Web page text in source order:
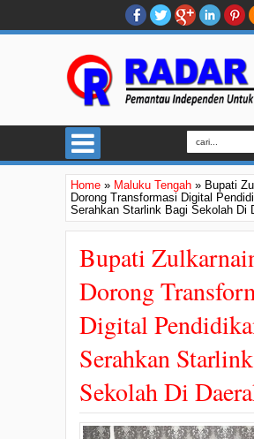
Home » Maluku Tengah » Bupati
Dorong Transformasi Digital
Serahkan Starlink Bagi Sekolah Di
Bupati
Dorong
Digital
Serahkan
Sekolah Di